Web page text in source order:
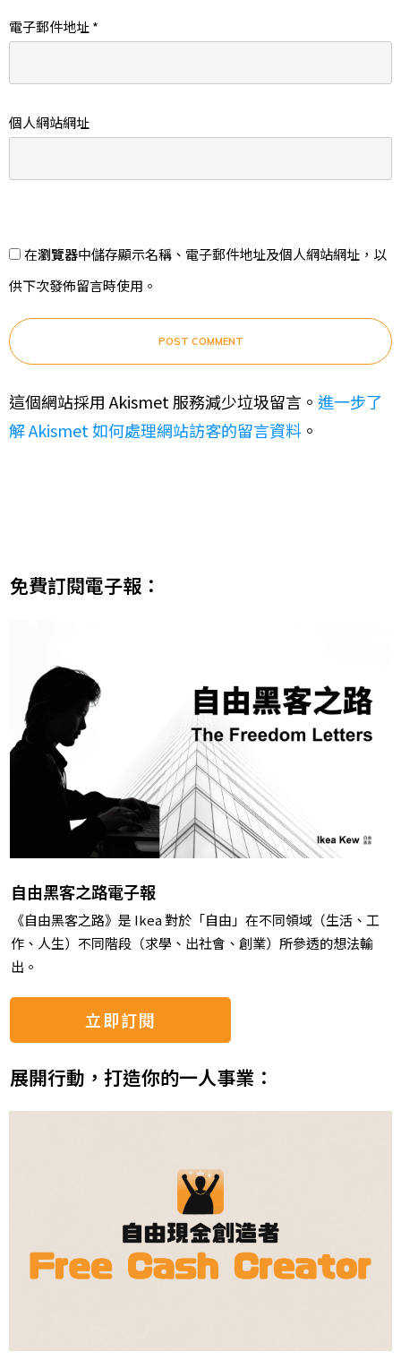
電子郵件地址*
個人網站網址
在瀏覽器中儲存顯示名稱、電子郵件地址及個人網站網址，以
供下次發佈留言時使用。
POST COMMENT
這個網站採用 Akismet 服務減少垃圾留言。 進一步了
解 Akismet 如何處理網站訪客的留言資料 。
免費訂閱電子報：
自由黑客之路電子報
《自由黑客之路》是 Ikea 對於「自由」在不同領域（生活、工
作、人生）不同階段（求學、出社會、創業）所參透的想法輸
出。
立即訂閱
展開行動，打造你的一人事業：